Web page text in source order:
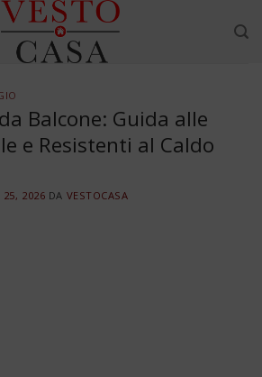
Balcone: Guida alle
e Resistenti al Caldo
25, 2026 DA VESTOCASA